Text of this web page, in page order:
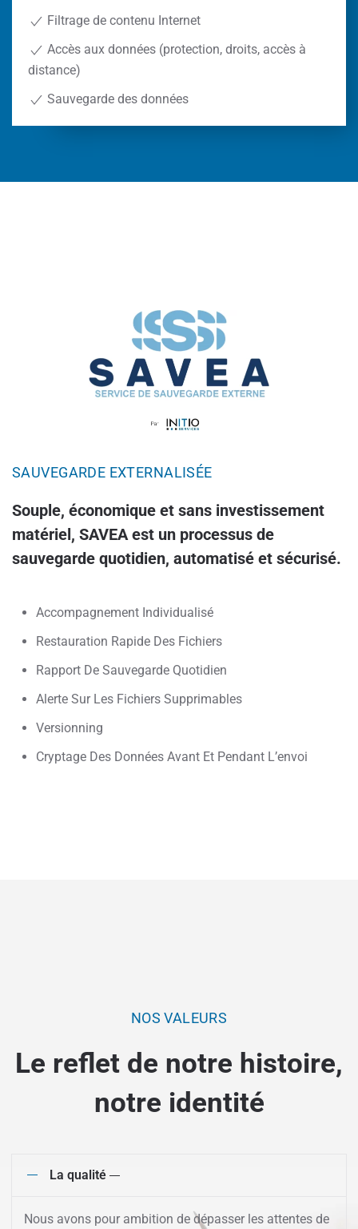
Filtrage de contenu Internet
Accès aux données (protection, droits, accès à
distance)
Sauvegarde des données
SAUVEGARDE EXTERNALISÉE
Souple, économique et sans investissement
matériel, SAVEA est un processus de
sauvegarde quotidien, automatisé et sécurisé.
Accompagnement Individualisé
Restauration Rapide Des Fichiers
Rapport De Sauvegarde Quotidien
Alerte Sur Les Fichiers Supprimables
Versionning
Cryptage Des Données Avant Et Pendant L’envoi
NOS VALEURS
Le reflet de notre histoire,
notre identité
La qualité
Nous avons pour ambition de dépasser les attentes de